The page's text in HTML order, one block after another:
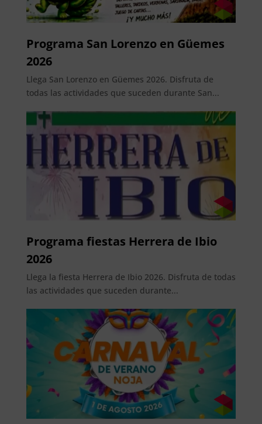
Programa San Lorenzo en Güemes
2026
Llega San Lorenzo en Güemes 2026. Disfruta de
todas las actividades que suceden durante San...
Programa fiestas Herrera de Ibio
2026
Llega la fiesta Herrera de Ibio 2026. Disfruta de todas
las actividades que suceden durante...